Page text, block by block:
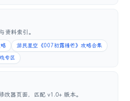
资料索引。
游民星空《007初露锋芒》攻略合集
专区
器页面，匹配 v1.0+ 版本。